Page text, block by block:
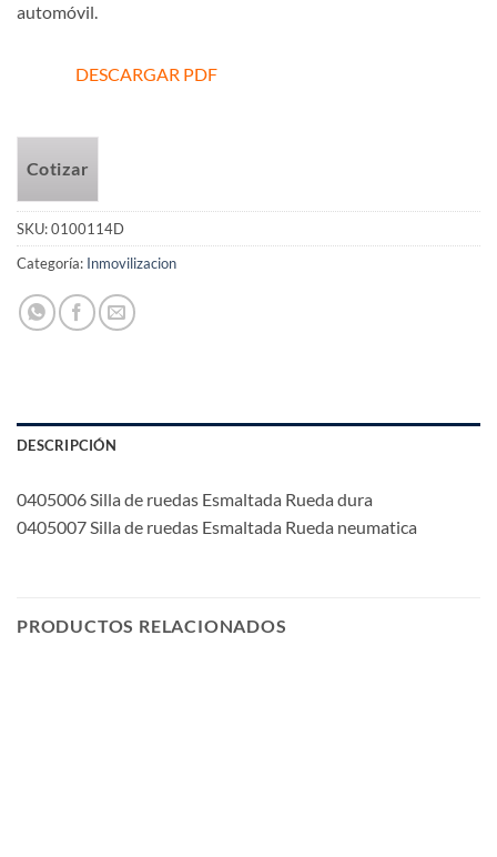
automóvil.
DESCARGAR PDF
Cotizar
SKU:0100114D
Categoría: Inmovilizacion
DESCRIPCIÓN
0405006 Silla de ruedas Esmaltada Rueda dura
0405007 Silla de ruedas Esmaltada Rueda neumatica
PRODUCTOS RELACIONADOS